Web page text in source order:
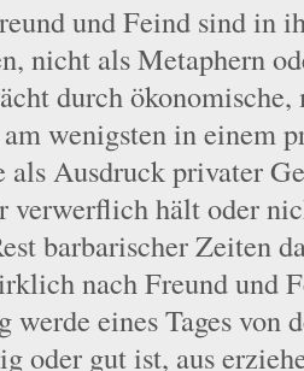
und Feind sind in
nicht als Metaphern
durch
wenigsten in einem
als Ausdruck privater
verwerflich hält oder
barbarischer Zeiten
nach Freund und
werde eines Tages von
oder gut ist, aus